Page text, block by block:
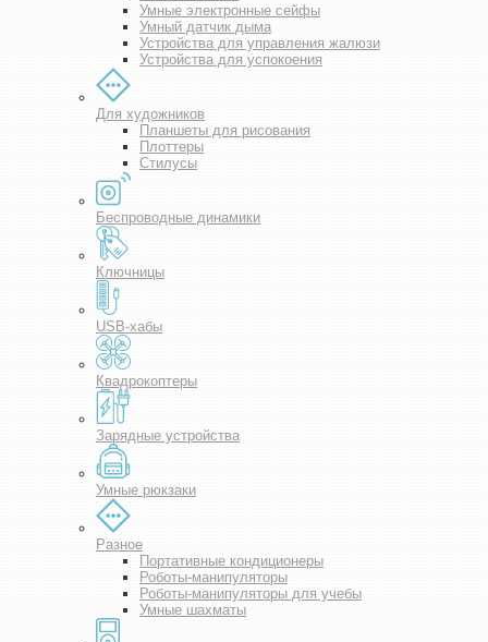
Умные электронные сейфы
Умный датчик дыма
Устройства для управления жалюзи
Устройства для успокоения
Для художников
Планшеты для рисования
Плоттеры
Стилусы
Беспроводные динамики
Ключницы
USB-хабы
Квадрокоптеры
Зарядные устройства
Умные рюкзаки
Разное
Портативные кондиционеры
Роботы-манипуляторы
Роботы-манипуляторы для учебы
Умные шахматы